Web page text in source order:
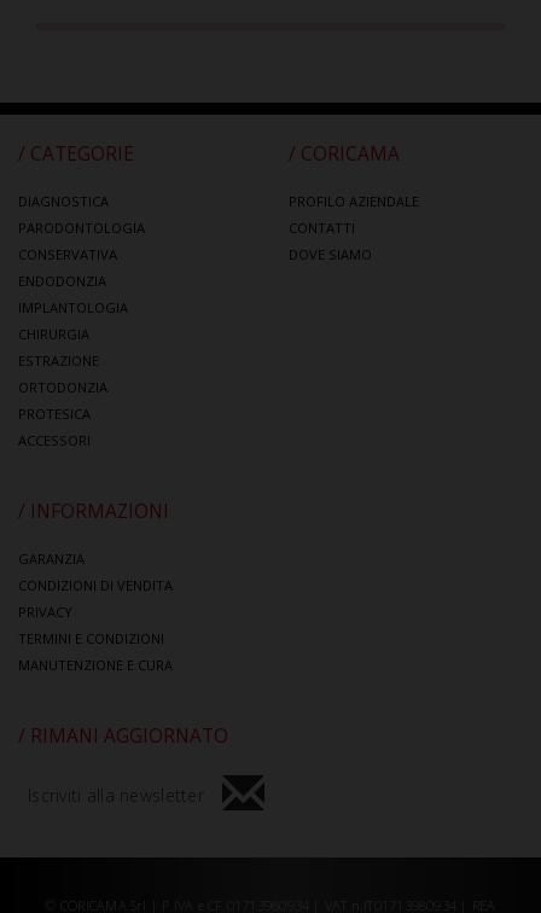
/ CATEGORIE
DIAGNOSTICA
PARODONTOLOGIA
CONSERVATIVA
ENDODONZIA
IMPLANTOLOGIA
CHIRURGIA
ESTRAZIONE
ORTODONZIA
PROTESICA
ACCESSORI
/ CORICAMA
PROFILO AZIENDALE
CONTATTI
DOVE SIAMO
/ INFORMAZIONI
GARANZIA
CONDIZIONI DI VENDITA
PRIVACY
TERMINI E CONDIZIONI
MANUTENZIONE E CURA
/ RIMANI AGGIORNATO
Iscriviti alla newsletter
© CORICAMA Srl | P.IVA e CF 01713980934 | VAT n.IT01713980934 | REA